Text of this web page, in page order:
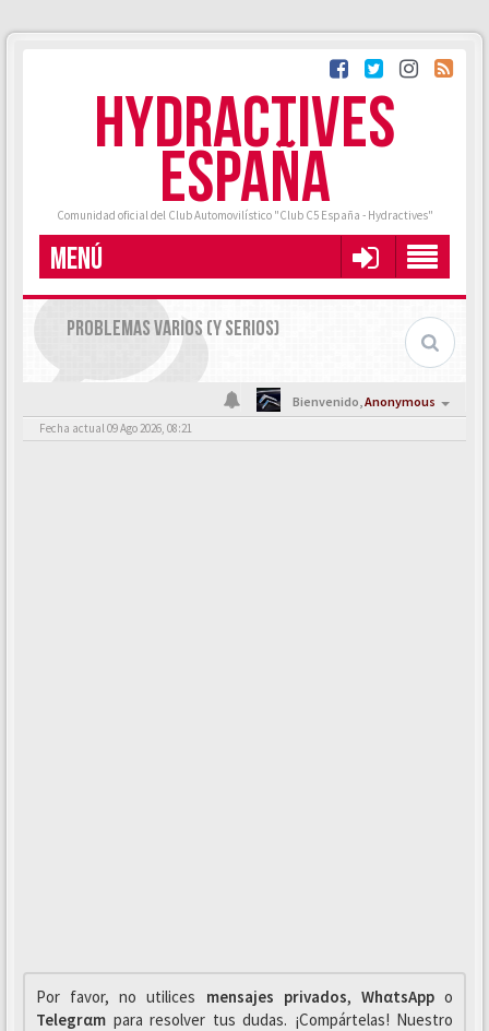
HYDRACTIVES
ESPAÑA
Comunidad oficial del Club Automovilístico "Club C5 España - Hydractives"
MENÚ
PROBLEMAS VARIOS (Y SERIOS)
Bienvenido,Anonymous
Fecha actual 09 Ago 2026, 08:21
Por favor, no utilices mensajes privados, WhαtsAppo
Telegrαm para resolver tus dudas. ¡Compártelas! Nuestro